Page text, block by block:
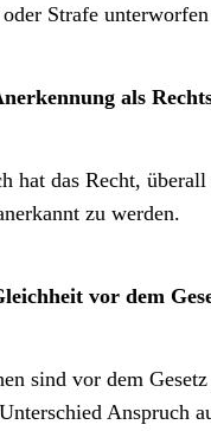
Strafe
als
hat das Recht, überall
zu werden.
vor dem
sind vor dem
Anspruch